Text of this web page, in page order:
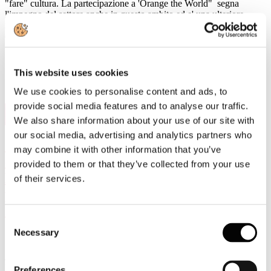
This website uses cookies
We use cookies to personalise content and ads, to
provide social media features and to analyse our traffic.
We also share information about your use of our site with
our social media, advertising and analytics partners who
may combine it with other information that you’ve
provided to them or that they’ve collected from your use
of their services.
Selection
Necessary
"fare" cultura. La partecipazione a 'Orange the World" segna
l'impegno del settore anche in questo ambito ed e' una ulteriore
modalita' per promuovere un cambiamento culturale su temi
essenziali a livello sociale. #UNWomen
Nov, 2024
“L’imballaggio sostenibile: la filiera della
carta dopo il PPWR” al Paper District a
Ecomondo: quali opportunità e
Ecomondo, la conferenza di apertura del
dal titolo: